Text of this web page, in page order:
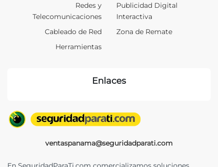
ventaspanama@seguridadparati.com
Redes y
Telecomunicaciones
Cableado de Red
Herramientas
Publicidad Digital
Interactiva
Zona de Remate
Enlaces